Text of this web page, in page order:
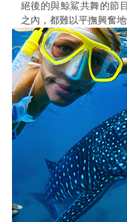
絕後的與鯨鯊共舞的節
之內，都難以平撫興奮地